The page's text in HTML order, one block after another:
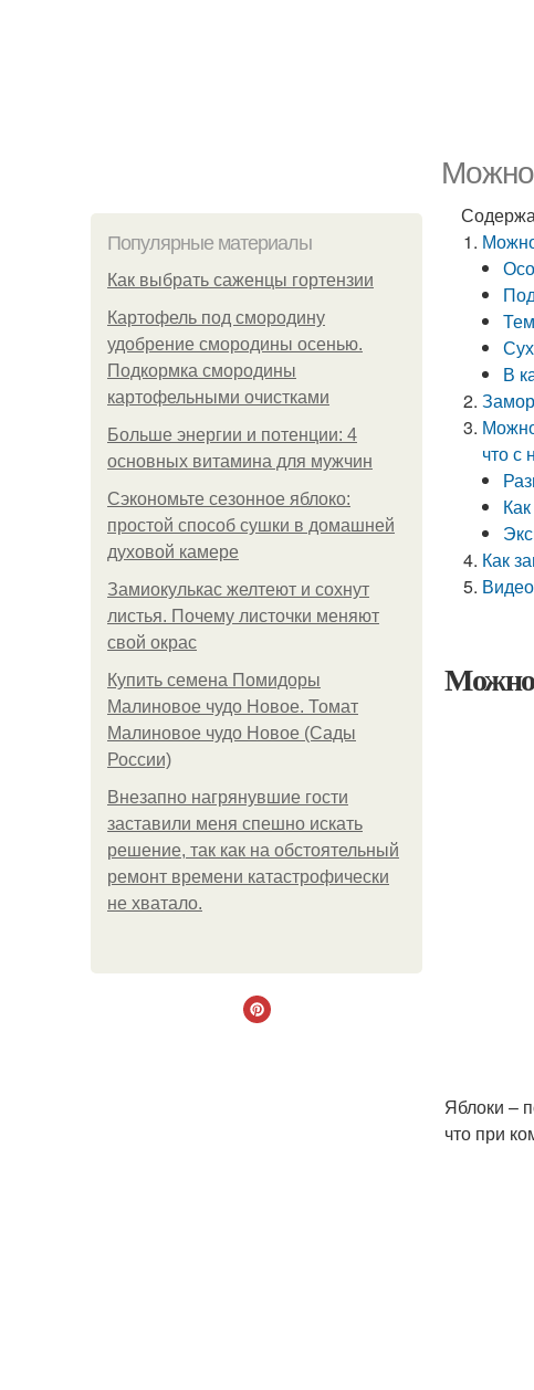
Можно
Популярные материалы
Как выбрать саженцы гортензии
Картофель под смородину
удобрение смородины осенью.
Подкормка смородины
картофельными очистками
Больше энергии и потенции: 4
основных витамина для мужчин
Сэкономьте сезонное яблоко:
простой способ сушки в домашней
духовой камере
Замиокулькас желтеют и сохнут
листья. Почему листочки меняют
свой окрас
Купить семена Помидоры
Малиновое чудо Новое. Томат
Малиновое чудо Новое (Сады
России)
Внезапно нагрянувшие гости
заставили меня спешно искать
решение, так как на обстоятельный
ремонт времени катастрофически
не хватало.
В
что с
Как
Можно
Яблоки –
что при